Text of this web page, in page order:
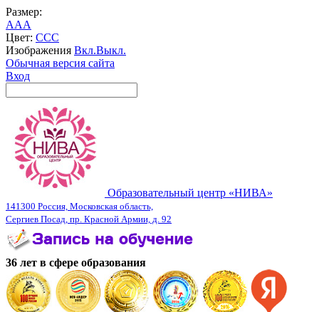
Размер:
AAA
Цвет: CCC
Изображения Вкл.Выкл.
Обычная версия сайта
Вход
Образовательный центр «НИВА»
141300 Россия, Московская область,
Сергиев Посад, пр. Красной Армии, д. 92
36 лет в сфере образования